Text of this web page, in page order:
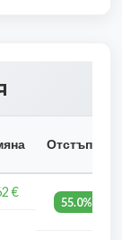
Отстъпка
€
55.0%